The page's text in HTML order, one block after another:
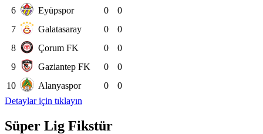
6
Eyüpspor 0
0
7
Galatasaray 0
0
8
Çorum FK 0
0
9
Gaziantep FK 0
0
10
Alanyaspor 0
0
Detaylar için tıklayın
Süper Lig Fikstür